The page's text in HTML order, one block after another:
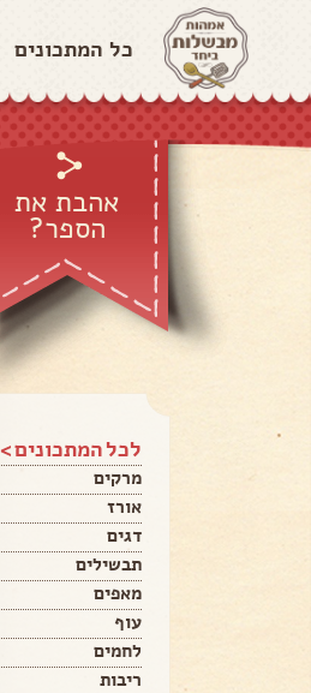
כל המתכונים
אהבת את
הספר?
לכל המתכונים >
מרקים
אורז
דגים
תבשילים
מאפים
עוף
לחמים
ריבות